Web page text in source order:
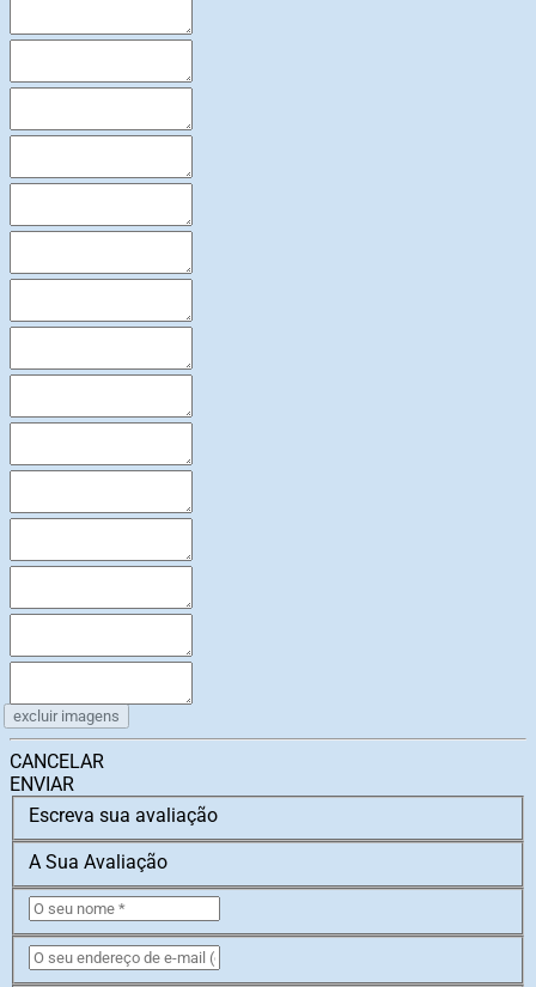
excluir imagens
CANCELAR
ENVIAR
Escreva sua avaliação
A Sua Avaliação